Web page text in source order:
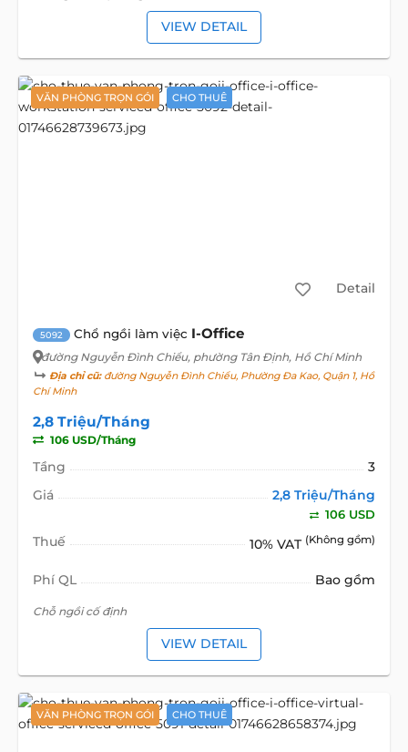
VIEW DETAIL
VĂN PHÒNG TRỌN GÓI CHO THUÊ
Detail
5092 Chổ ngồi làm việc I-Office
đường Nguyễn Đình Chiểu, phường Tân Định, Hồ Chí Minh
Địa chỉ cũ:đường Nguyễn Đình Chiểu, Phường Đa Kao, Quận 1, Hồ
Chí Minh
2,8 Triệu/Tháng
106 USD/Tháng
Tầng
3
Giá
2,8 Triệu/Tháng
106 USD
Thuế 10% VAT (Không gồm)
Phí QL Bao gồm
Chỗ ngồi cố định
VIEW DETAIL
VĂN PHÒNG TRỌN GÓI CHO THUÊ